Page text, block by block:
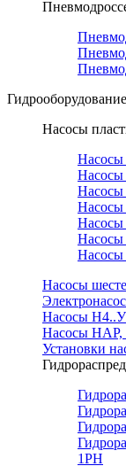
Гидрооборудование
Насосы
Насосы
Насосы
Насосы
Насосы
Насосы
Насосы Н4..У
Насосы
Установки
1РН